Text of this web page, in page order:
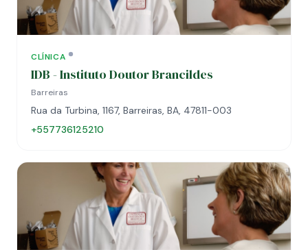
CLÍNICA
IDB - Instituto Doutor Brancildes
Barreiras
Rua da Turbina, 1167, Barreiras, BA, 47811-003
+557736125210